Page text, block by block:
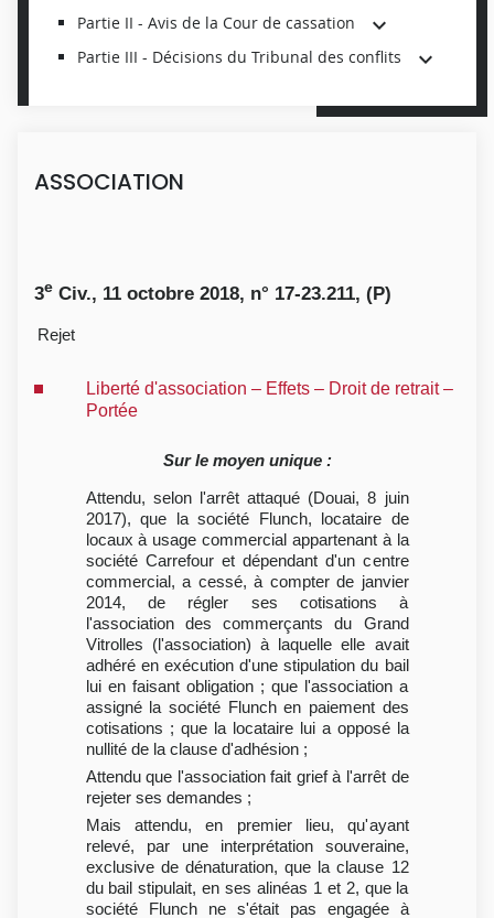
Partie II - Avis de la Cour de cassation
Partie III - Décisions du Tribunal des conflits
ASSOCIATION
3e Civ., 11 octobre 2018, n° 17-23.211, (P)
Rejet
Liberté d'association – Effets – Droit de retrait –
Portée
Sur le moyen unique :
Attendu, selon l'arrêt attaqué (Douai, 8 juin
2017), que la société Flunch, locataire de
locaux à usage commercial appartenant à la
société Carrefour et dépendant d'un centre
commercial, a cessé, à compter de janvier
2014, de régler ses cotisations à
l'association des commerçants du Grand
Vitrolles (l'association) à laquelle elle avait
adhéré en exécution d'une stipulation du bail
lui en faisant obligation ; que l'association a
assigné la société Flunch en paiement des
cotisations ; que la locataire lui a opposé la
nullité de la clause d'adhésion ;
Attendu que l'association fait grief à l'arrêt de
rejeter ses demandes ;
Mais attendu, en premier lieu, qu'ayant
relevé, par une interprétation souveraine,
exclusive de dénaturation, que la clause 12
du bail stipulait, en ses alinéas 1 et 2, que la
société Flunch ne s'était pas engagée à